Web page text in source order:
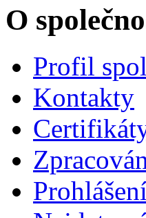
O
Profil
Kontakty